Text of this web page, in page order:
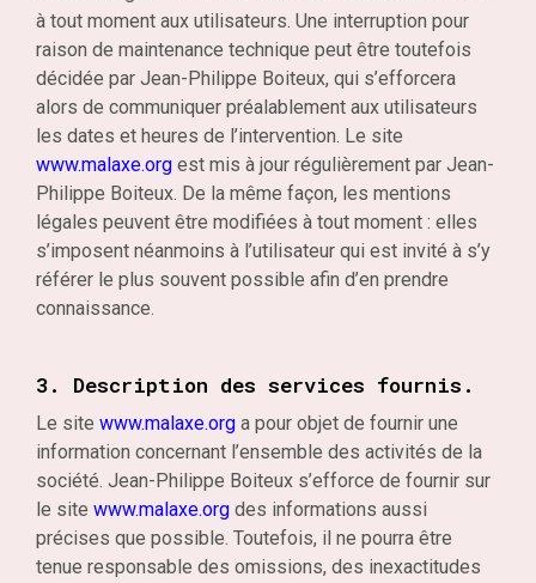
à tout moment aux utilisateurs. Une interruption pour
raison de maintenance technique peut être toutefois
décidée par Jean-Philippe Boiteux, qui s’efforcera
alors de communiquer préalablement aux utilisateurs
les dates et heures de l’intervention. Le site
www.malaxe.org est mis à jour régulièrement par Jean-
Philippe Boiteux. De la même façon, les mentions
légales peuvent être modifiées à tout moment : elles
s’imposent néanmoins à l’utilisateur qui est invité à s’y
référer le plus souvent possible afin d’en prendre
connaissance.
3. Description des services fournis.
Le site www.malaxe.org a pour objet de fournir une
information concernant l’ensemble des activités de la
société. Jean-Philippe Boiteux s’efforce de fournir sur
le site www.malaxe.org des informations aussi
précises que possible. Toutefois, il ne pourra être
tenue responsable des omissions, des inexactitudes